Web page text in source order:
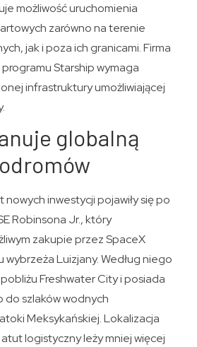
możliwość uruchomienia
zarówno na terenie
jak i poza ich granicami. Firma
Starship wymaga
infrastruktury umożliwiającej
globalną
inwestycji pojawiły się po
Robinsona Jr., który
zakupie przez SpaceX
Luizjany. Według niego
Freshwater City i posiada
szlaków wodnych
Meksykańskiej. Lokalizacja
logistyczny leży mniej więcej